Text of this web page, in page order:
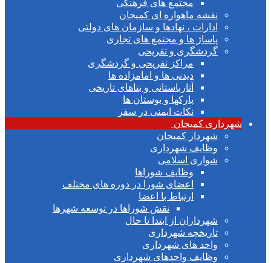
مجتمع های فرهنگی
نقشه ماهواره ای کمیجان
ادارات ، نهادها و سازمان های دولتی
پاساژ ها و مجتمع های تجاری
گردشگری و تفریحی
مراکز تفریحی و گردشگری
دیدنی ها و امامزاده ها
آثارباستانی و بناهای تاریخی
پارکها و بوستان ها
نکات ایمنی در سفر
کمیجان
شهردار کمیجان
وظایف شهرداری
شواری اسلامی
وظایف شوراها
اعضای شورا در دوره های مختلف
ارتباط با اعضا
نقش شوراها در توسعه شهرها
شهرداران از ابتدا تا حال
تاریخچه شهرداری
واحد های شهرداری
وظایف واحدهای شهرداری